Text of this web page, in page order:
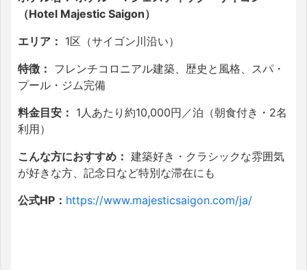
（Hotel Majestic Saigon）
エリア： 1区（サイゴン川沿い）
特徴： フレンチコロニアル建築、歴史と風格、スパ・
プール・ジム完備
料金目安： 1人あたり約10,000円／泊（朝食付き・2名
利用）
こんな方におすすめ： 建築好き・クラシックな雰囲気
が好きな方、記念日など特別な滞在にも
公式HP： https://www.majesticsaigon.com/ja/